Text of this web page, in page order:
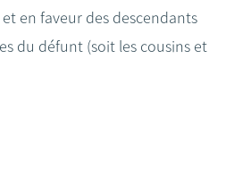
en faveur des descendants
du défunt (soit les cousins et